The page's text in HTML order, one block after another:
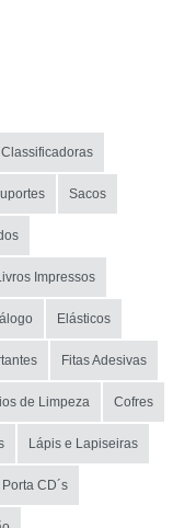
Classificadoras
Sacos
Impressos
Elásticos
Fitas Adesivas
de Limpeza Cofres
Lápis e Lapiseiras
Porta CD´s